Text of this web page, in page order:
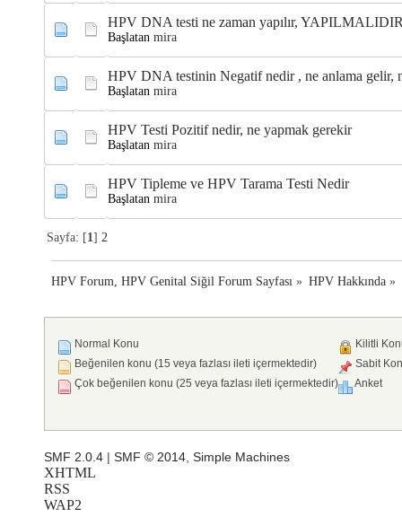
HPV DNA testi ne zaman yapılır,
Başlatan mira
HPV DNA testinin Negatif nedir , ne anlama gelir,
Başlatan mira
HPV Testi Pozitif nedir, ne yapmak gerekir
Başlatan mira
HPV Tipleme ve HPV Tarama Testi Nedir
Başlatan mira
Sayfa: [1] 2
HPV Forum, HPV Genital Siğil Forum Sayfası » HPV Hakkında»
Normal Konu
Beğenilen konu (15 veya fazlası ileti içermektedir)
Çok beğenilen konu (25 veya fazlası ileti içermektedir)
Kilitli
Sabit
Anket
SMF 2.0.4 SMF © 2014 Simple Machines
XHTML
RSS
WAP2